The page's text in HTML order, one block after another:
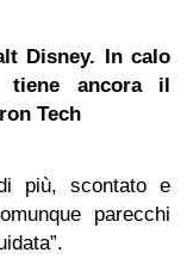
Disney. In calo
tiene ancora il
Tech
più, scontato e
parecchi